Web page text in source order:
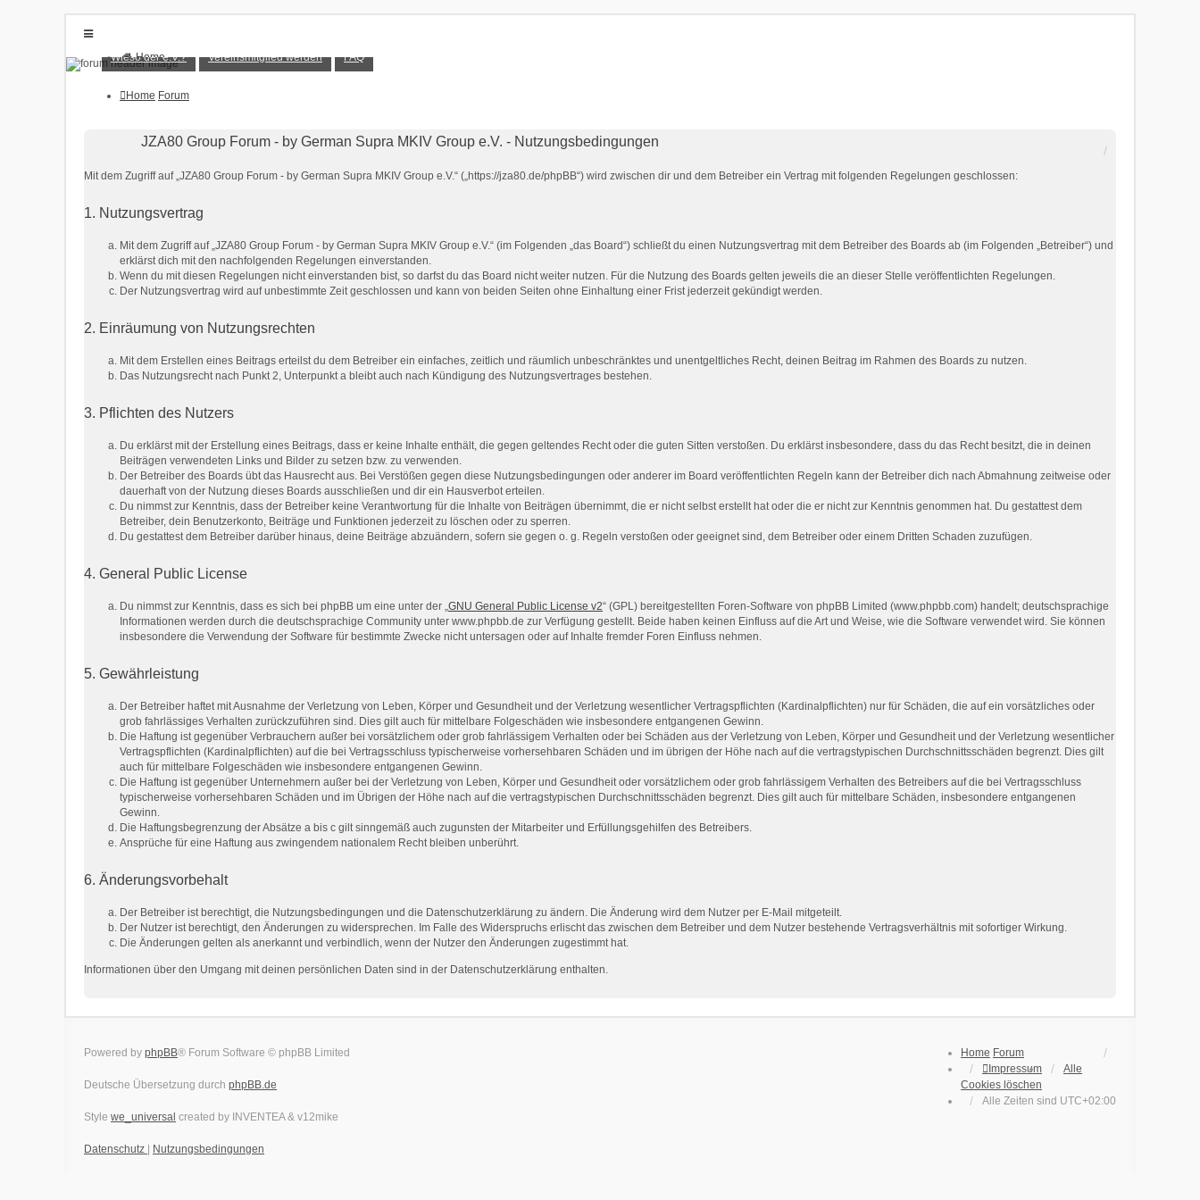
Home
Forum
Vereinsmitglied werden
Anmelden
Wieso der e.V.? Vereinsmitglied werden FAQ
Home Forum
JZA80 Group Forum - by German Supra MKIV Group e.V. - Nutzungsbedingungen
Mit dem Zugriff auf „JZA80 Group Forum - by German Supra MKIV Group e.V.“ („https://jza80.de/phpBB“) wird zwischen dir und dem Betreiber ein Vertrag mit folgenden Regelungen geschlossen:
1. Nutzungsvertrag
Mit dem Zugriff auf „JZA80 Group Forum - by German Supra MKIV Group e.V.“ (im Folgenden „das Board“) schließt du einen Nutzungsvertrag mit dem Betreiber des Boards ab (im Folgenden „Betreiber“) und
erklärst dich mit den nachfolgenden Regelungen einverstanden.
Wenn du mit diesen Regelungen nicht einverstanden bist, so darfst du das Board nicht weiter nutzen. Für die Nutzung des Boards gelten jeweils die an dieser Stelle veröffentlichten Regelungen.
Der Nutzungsvertrag wird auf unbestimmte Zeit geschlossen und kann von beiden Seiten ohne Einhaltung einer Frist jederzeit gekündigt werden.
2. Einräumung von Nutzungsrechten
Mit dem Erstellen eines Beitrags erteilst du dem Betreiber ein einfaches, zeitlich und räumlich unbeschränktes und unentgeltliches Recht, deinen Beitrag im Rahmen des Boards zu nutzen.
Das Nutzungsrecht nach Punkt 2, Unterpunkt a bleibt auch nach Kündigung des Nutzungsvertrages bestehen.
3. Pflichten des Nutzers
Du erklärst mit der Erstellung eines Beitrags, dass er keine Inhalte enthält, die gegen geltendes Recht oder die guten Sitten verstoßen. Du erklärst insbesondere, dass du das Recht besitzt, die in deinen
Beiträgen verwendeten Links und Bilder zu setzen bzw. zu verwenden.
Der Betreiber des Boards übt das Hausrecht aus. Bei Verstößen gegen diese Nutzungsbedingungen oder anderer im Board veröffentlichten Regeln kann der Betreiber dich nach Abmahnung zeitweise oder
dauerhaft von der Nutzung dieses Boards ausschließen und dir ein Hausverbot erteilen.
Du nimmst zur Kenntnis, dass der Betreiber keine Verantwortung für die Inhalte von Beiträgen übernimmt, die er nicht selbst erstellt hat oder die er nicht zur Kenntnis genommen hat. Du gestattest dem
Betreiber, dein Benutzerkonto, Beiträge und Funktionen jederzeit zu löschen oder zu sperren.
Du gestattest dem Betreiber darüber hinaus, deine Beiträge abzuändern, sofern sie gegen o. g. Regeln verstoßen oder geeignet sind, dem Betreiber oder einem Dritten Schaden zuzufügen.
4. General Public License
Du nimmst zur Kenntnis, dass es sich bei phpBB um eine unter der „GNU General Public License v2“ (GPL) bereitgestellten Foren-Software von phpBB Limited (www.phpbb.com) handelt; deutschsprachige
Informationen werden durch die deutschsprachige Community unter www.phpbb.de zur Verfügung gestellt. Beide haben keinen Einfluss auf die Art und Weise, wie die Software verwendet wird. Sie können
insbesondere die Verwendung der Software für bestimmte Zwecke nicht untersagen oder auf Inhalte fremder Foren Einfluss nehmen.
5. Gewährleistung
Der Betreiber haftet mit Ausnahme der Verletzung von Leben, Körper und Gesundheit und der Verletzung wesentlicher Vertragspflichten (Kardinalpflichten) nur für Schäden, die auf ein vorsätzliches oder
grob fahrlässiges Verhalten zurückzuführen sind. Dies gilt auch für mittelbare Folgeschäden wie insbesondere entgangenen Gewinn.
Die Haftung ist gegenüber Verbrauchern außer bei vorsätzlichem oder grob fahrlässigem Verhalten oder bei Schäden aus der Verletzung von Leben, Körper und Gesundheit und der Verletzung wesentlicher
Vertragspflichten (Kardinalpflichten) auf die bei Vertragsschluss typischerweise vorhersehbaren Schäden und im übrigen der Höhe nach auf die vertragstypischen Durchschnittsschäden begrenzt. Dies gilt
auch für mittelbare Folgeschäden wie insbesondere entgangenen Gewinn.
Die Haftung ist gegenüber Unternehmern außer bei der Verletzung von Leben, Körper und Gesundheit oder vorsätzlichem oder grob fahrlässigem Verhalten des Betreibers auf die bei Vertragsschluss
typischerweise vorhersehbaren Schäden und im Übrigen der Höhe nach auf die vertragstypischen Durchschnittsschäden begrenzt. Dies gilt auch für mittelbare Schäden, insbesondere entgangenen
Gewinn.
Die Haftungsbegrenzung der Absätze a bis c gilt sinngemäß auch zugunsten der Mitarbeiter und Erfüllungsgehilfen des Betreibers.
Ansprüche für eine Haftung aus zwingendem nationalem Recht bleiben unberührt.
6. Änderungsvorbehalt
Der Betreiber ist berechtigt, die Nutzungsbedingungen und die Datenschutzerklärung zu ändern. Die Änderung wird dem Nutzer per E-Mail mitgeteilt.
Der Nutzer ist berechtigt, den Änderungen zu widersprechen. Im Falle des Widerspruchs erlischt das zwischen dem Betreiber und dem Nutzer bestehende Vertragsverhältnis mit sofortiger Wirkung.
Die Änderungen gelten als anerkannt und verbindlich, wenn der Nutzer den Änderungen zugestimmt hat.
Informationen über den Umgang mit deinen persönlichen Daten sind in der Datenschutzerklärung enthalten.
Home Forum
Impressum
Alle
Cookies löschen
Alle Zeiten sind UTC+02:00
Powered by phpBB® Forum Software © phpBB Limited
Deutsche Übersetzung durch phpBB.de
Style we_universal created by INVENTEA & v12mike
Datenschutz Nutzungsbedingungen